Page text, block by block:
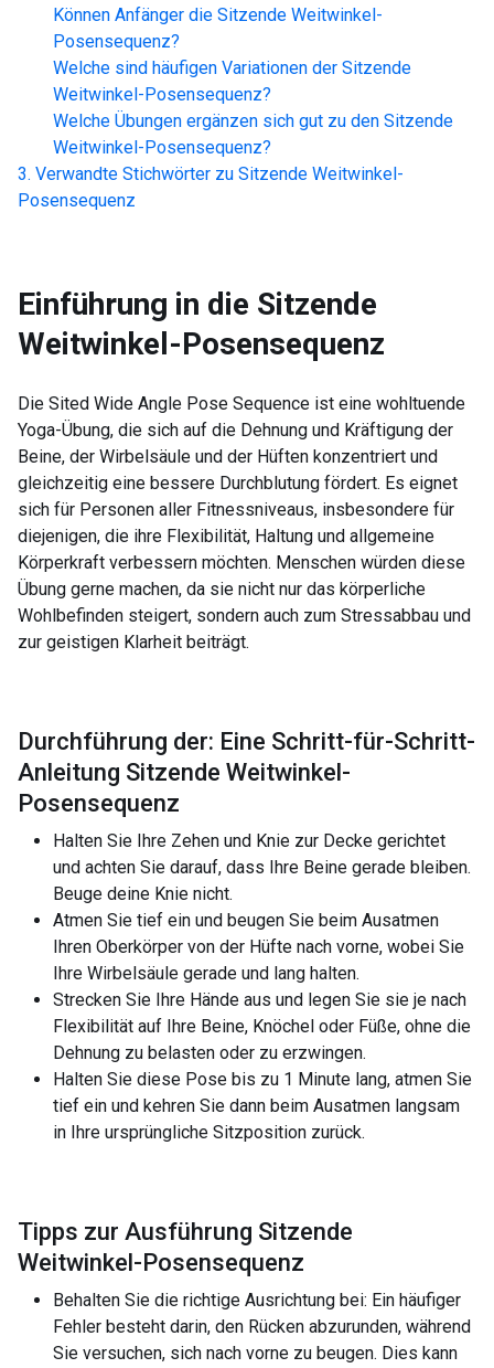
Können Anfänger die Sitzende Weitwinkel-
Posensequenz?
Welche sind häufigen Variationen der Sitzende
Weitwinkel-Posensequenz?
Welche Übungen ergänzen sich gut zu den Sitzende
Weitwinkel-Posensequenz?
Verwandte Stichwörter zu Sitzende Weitwinkel-
Posensequenz
Einführung in die Sitzende
Weitwinkel-Posensequenz
Die Sited Wide Angle Pose Sequence ist eine wohltuende
Yoga-Übung, die sich auf die Dehnung und Kräftigung der
Beine, der Wirbelsäule und der Hüften konzentriert und
gleichzeitig eine bessere Durchblutung fördert. Es eignet
sich für Personen aller Fitnessniveaus, insbesondere für
diejenigen, die ihre Flexibilität, Haltung und allgemeine
Körperkraft verbessern möchten. Menschen würden diese
Übung gerne machen, da sie nicht nur das körperliche
Wohlbefinden steigert, sondern auch zum Stressabbau und
zur geistigen Klarheit beiträgt.
Durchführung der: Eine Schritt-für-Schritt-
Anleitung Sitzende Weitwinkel-
Posensequenz
Halten Sie Ihre Zehen und Knie zur Decke gerichtet
und achten Sie darauf, dass Ihre Beine gerade bleiben.
Beuge deine Knie nicht.
Atmen Sie tief ein und beugen Sie beim Ausatmen
Ihren Oberkörper von der Hüfte nach vorne, wobei Sie
Ihre Wirbelsäule gerade und lang halten.
Strecken Sie Ihre Hände aus und legen Sie sie je nach
Flexibilität auf Ihre Beine, Knöchel oder Füße, ohne die
Dehnung zu belasten oder zu erzwingen.
Halten Sie diese Pose bis zu 1 Minute lang, atmen Sie
tief ein und kehren Sie dann beim Ausatmen langsam
in Ihre ursprüngliche Sitzposition zurück.
Tipps zur Ausführung Sitzende
Weitwinkel-Posensequenz
Behalten Sie die richtige Ausrichtung bei: Ein häufiger
Fehler besteht darin, den Rücken abzurunden, während
Sie versuchen, sich nach vorne zu beugen. Dies kann